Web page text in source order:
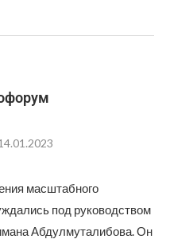
масштабного
под руководством
Абдулмуталибова. Он